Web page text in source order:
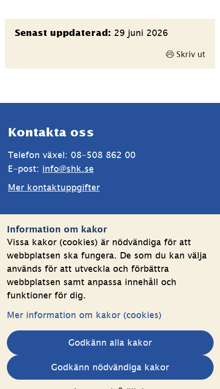
Information om kakor
Vissa kakor (cookies) är nödvändiga för att
webbplatsen ska fungera. De som du kan välja
används för att utveckla och förbättra
webbplatsen samt anpassa innehåll och
funktioner för dig.
Mer information om kakor (cookies)
Godkänn alla kakor
Godkänn nödvändiga kakor
Sidinformation
Senast uppdaterad: 29 juni 2026
Skriv ut
Kontakta oss
Telefon växel: 08-508 862 00
E-post: info@shk.se
Mer kontaktuppgifter
Om kakor
Behandling av personuppgifter
Tillgänglighetsredogörelse
Följ oss
LinkedIn
(länk
Andra webbplatser
Länk till annan webbplats.